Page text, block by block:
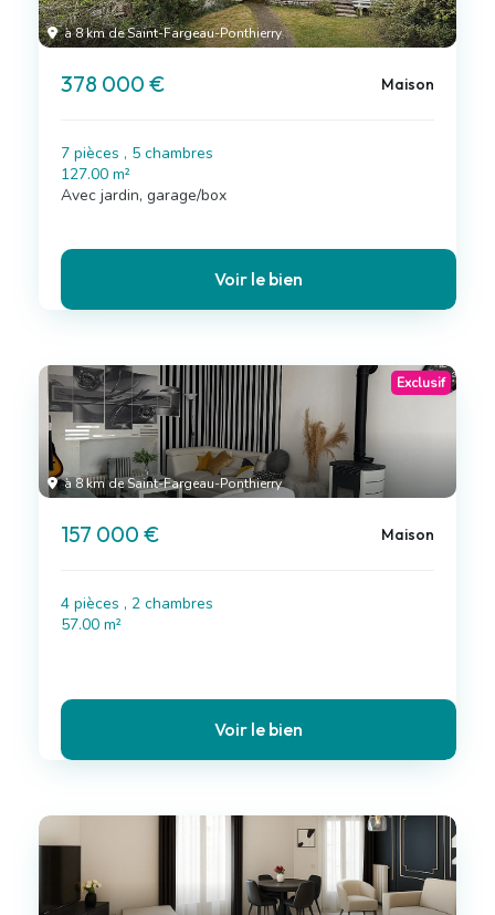
à 8 km de Saint-Fargeau-Ponthierry
378 000 € Maison
7 pièces , 5 chambres
127.00 m²
Avec jardin, garage/box
Voir le bien
à 8 km de Saint-Fargeau-Ponthierry
Exclusif
157 000 € Maison
4 pièces , 2 chambres
57.00 m²
Voir le bien